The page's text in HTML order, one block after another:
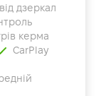
дзеркал
керма
CarPlay